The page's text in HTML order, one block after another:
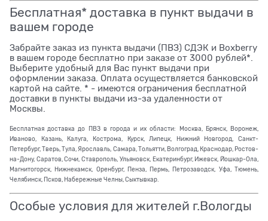
Бесплатная* доставка в пункт выдачи в
вашем городе
Забрайте заказ из пункта выдачи (ПВЗ) СДЭК и Boxberry
в вашем городе бесплатно при заказе от 3000 рублей*.
Выберите удобный для Вас пункт выдачи при
оформлении заказа. Оплата осуществляется банковской
картой на сайте. * - имеются ограничения бесплатной
доставки в пункты выдачи из-за удаленности от
Москвы.
Бесплатная доставка до ПВЗ в города и их области: Москва, Брянск, Воронеж,
Иваново, Казань, Калуга, Кострома, Курск, Липецк, Нижний Новгород, Санкт-
Петербург, Тверь, Тула, Ярославль, Самара, Тольятти, Волгоград, Краснодар, Ростов-
на-Дону, Саратов, Сочи, Ставрополь, Ульяновск, Екатеринбург, Ижевск, Йошкар-Ола,
Магнитогорск, Нижнекамск, Оренбург, Пенза, Пермь, Петрозаводск, Уфа, Тюмень,
Челябинск, Псков, Набережные Челны, Сыктывкар.
Особые условия для жителей г.Вологды